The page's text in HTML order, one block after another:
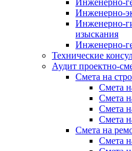
Инженерно-
Инженерно-
Инженерно-
изыскания
Инженерно-
Технические
Аудит проектно-
Смета на
Смета
Смета
Смета
Смета
Смета на
Смета